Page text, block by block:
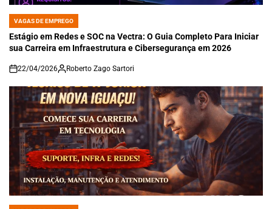
POSTED
IN
VAGAS DE EMPREGO
Estágio em Redes e SOC na Vectra: O Guia Completo Para Iniciar
sua Carreira em Infraestrutura e Cibersegurança em 2026
on
22/04/2026 Roberto Zago Sartori